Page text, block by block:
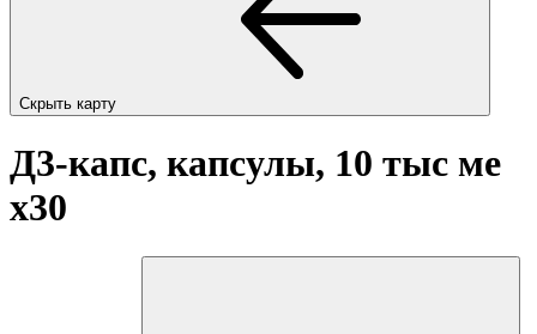
Скрыть карту
Д3-капс, капсулы, 10 тыс ме
x30